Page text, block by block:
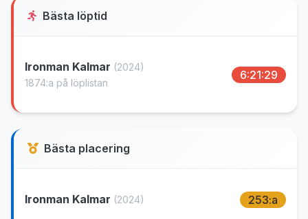
Bästa löptid
Ironman Kalmar (2024)
1874:a på löplistan
6:21:29
Bästa placering
Ironman Kalmar (2024) 253:a